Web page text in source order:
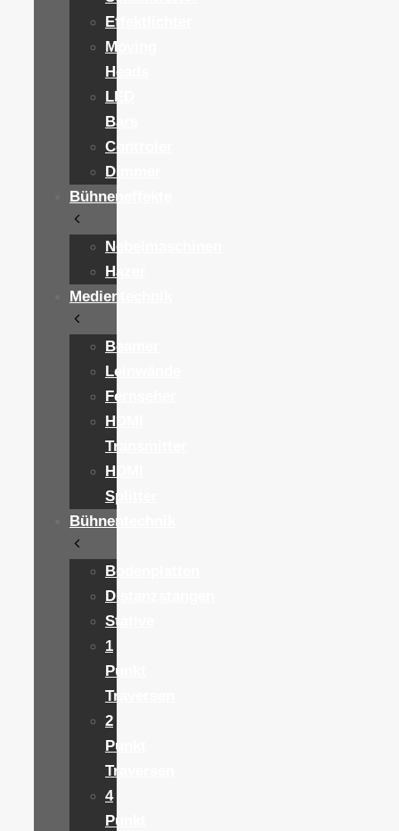
Effektlichter
Moving
Heads
LED
Bars
Controler
Dimmer
Bühneneffekte
Nebelmaschinen
Hazer
Medientechnik
Beamer
Leinwände
Fernseher
HDMI
Transmitter
HDMI
Splitter
Bühnentechnik
Bodenplatten
Distanzstangen
Stative
1
Punkt
Traversen
2
Punkt
Traversen
4
Punkt